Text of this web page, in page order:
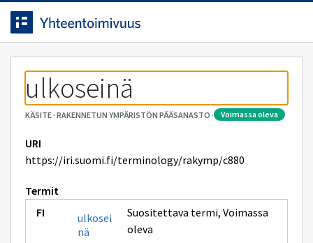
Siirrytty
sivulle
Siirry suoraan sisältöön.
ulkoseinä
KÄSITE· RAKENNETUN YMPÄRISTÖN PÄÄSANASTO · voimassa oleva
URI
https://iri.suomi.fi/terminology/rakymp/c880
Termit
ulkosei
nä
Suositettava termi,Voimassa
oleva